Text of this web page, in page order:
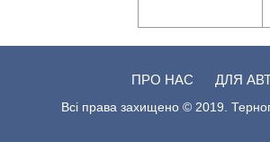
ПРО НАС ДЛЯ
Всі права захищено © 2019.